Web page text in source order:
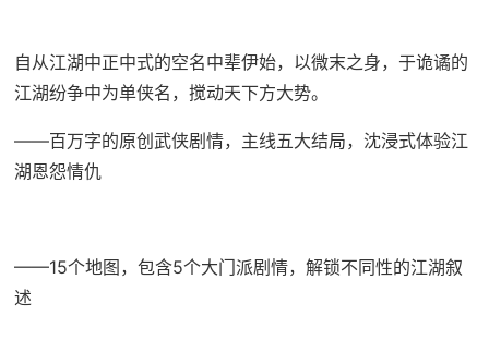
自从江湖中正中式的空名中辈伊始，以微末之身，于诡谲的
江湖纷争中为单侠名，搅动天下方大势。
——百万字的原创武侠剧情，主线五大结局，沈浸式体验江
湖恩怨情仇
——15个地图，包含5个大门派剧情，解锁不同性的江湖叙
述